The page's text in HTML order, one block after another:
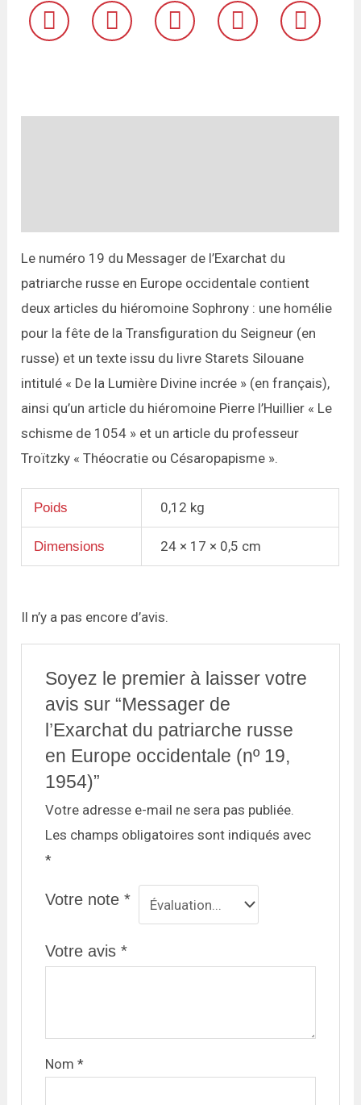
Le numéro 19 du Messager de l’Exarchat du
patriarche russe en Europe occidentale contient
deux articles du hiéromoine Sophrony : une homélie
pour la fête de la Transfiguration du Seigneur (en
russe) et un texte issu du livre Starets Silouane
intitulé « De la Lumière Divine incrée » (en français),
ainsi qu’un article du hiéromoine Pierre l’Huillier « Le
schisme de 1054 » et un article du professeur
Troïtzky « Théocratie ou Césaropapisme ».
Poids 0,12 kg
Dimensions 24 × 17 × 0,5 cm
Il n’y a pas encore d’avis.
Soyez le premier à laisser votre
avis sur “Messager de
l’Exarchat du patriarche russe
en Europe occidentale (nº 19,
1954)”
Votre adresse e-mail ne sera pas publiée.
Les champs obligatoires sont indiqués avec
*
Votre note *
Votre avis *
Nom *